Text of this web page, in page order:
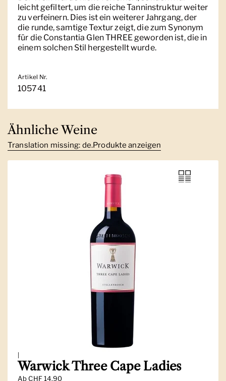
leicht gefiltert, um die reiche Tanninstruktur weiter
zu verfeinern. Dies ist ein weiterer Jahrgang, der
die runde, samtige Textur zeigt, die zum Synonym
für die Constantia Glen THREE geworden ist, die in
einem solchen Stil hergestellt wurde.
Artikel Nr.
105741
Ähnliche Weine
Translation missing: de.Produkte anzeigen
Warwick Three Cape Ladies
AbCHF 14.90